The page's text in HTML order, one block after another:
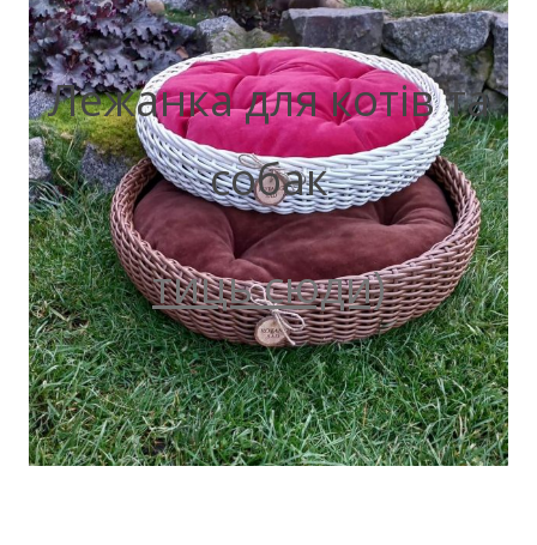
Лежанка для котів та
собак
тиць сюди)